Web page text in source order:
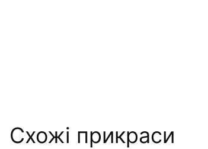
Схожі прикраси